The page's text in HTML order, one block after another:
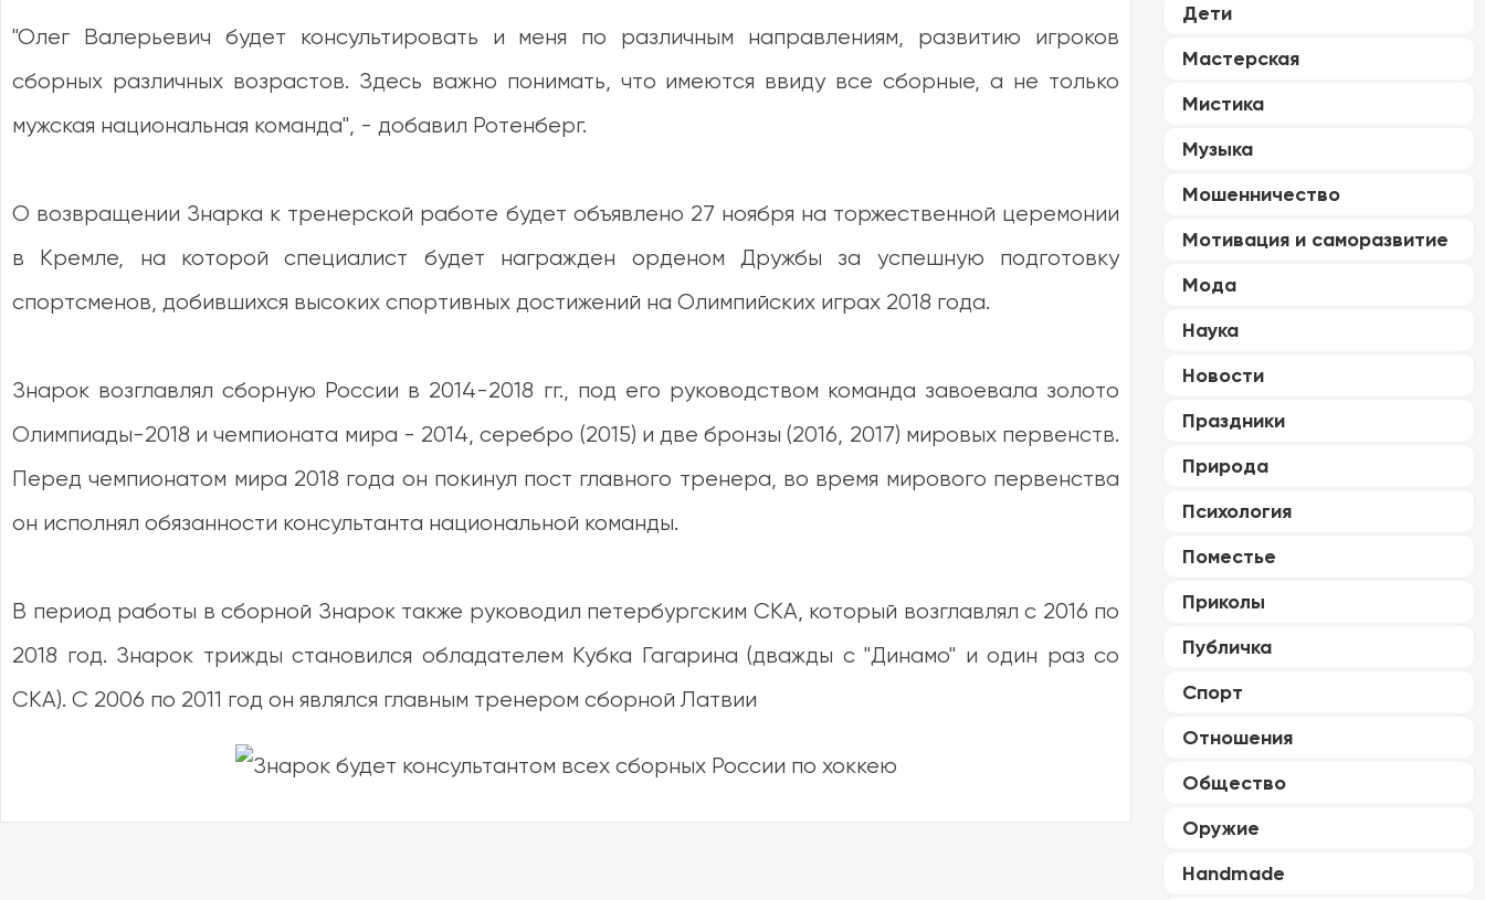
Дети
Мастерская
Мистика
Музыка
Мошенничество
Мотивация и саморазвитие
Мода
Наука
Новости
Праздники
Природа
Психология
Поместье
Приколы
Публичка
Спорт
Отношения
Общество
Оружие
Handmade
"Олег Валерьевич будет консультировать и меня по различным направлениям, развитию игроков
сборных различных возрастов. Здесь важно понимать, что имеются ввиду все сборные, а не только
мужская национальная команда", - добавил Ротенберг.
О возвращении Знарка к тренерской работе будет объявлено 27 ноября на торжественной церемонии
в Кремле, на которой специалист будет награжден орденом Дружбы за успешную подготовку
спортсменов, добившихся высоких спортивных достижений на Олимпийских играх 2018 года.
Знарок возглавлял сборную России в 2014-2018 гг., под его руководством команда завоевала золото
Олимпиады-2018 и чемпионата мира - 2014, серебро (2015) и две бронзы (2016, 2017) мировых первенств.
Перед чемпионатом мира 2018 года он покинул пост главного тренера, во время мирового первенства
он исполнял обязанности консультанта национальной команды.
В период работы в сборной Знарок также руководил петербургским СКА, который возглавлял с 2016 по
2018 год. Знарок трижды становился обладателем Кубка Гагарина (дважды с "Динамо" и один раз со
СКА). С 2006 по 2011 год он являлся главным тренером сборной Латвии